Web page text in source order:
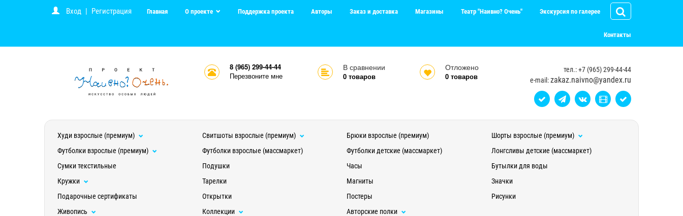
Вход | Регистрация Главная О проекте Поддержка проекта Авторы Заказ и доставка Магазины Театр "Наивно? Очень" Экскурсия по галерее
Контакты
8 (965) 299-44-44
Перезвоните мне
В сравнении
0товаров
Отложено
0 товаров
тел.: +7 (965) 299-44-44
e-mail:zakaz.naivno@yandex.ru
Худи взрослые (премиум) Свитшоты взрослые (премиум) Брюки взрослые (премиум)
Шорты взрослые (премиум)
Футболки взрослые (премиум)
Футболки взрослые (массмаркет) Футболки детские (массмаркет)
Лонгсливы детские (массмаркет)
Сумки текстильные
Подушки Часы
Бутылки для воды
Кружки
Тарелки Магниты
Значки
Подарочные сертификаты
Открытки Постеры
Рисунки
Живопись
Коллекции Авторские полки